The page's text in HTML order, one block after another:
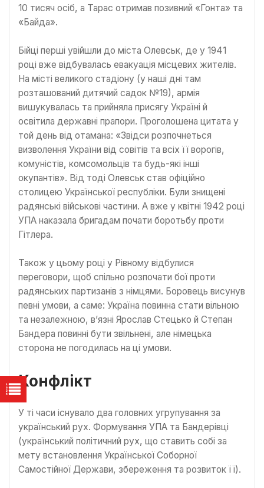
10 тисяч осіб, а Тарас отримав позивний «Гонта» та
«Байда».
Бійці перші увійшли до міста Олевськ, де у 1941
році вже відбувалась евакуація місцевих жителів.
На місті великого стадіону (у наші дні там
розташований дитячий садок №19), армія
вишукувалась та прийняла присягу Україні й
освітила державні прапори. Проголошена цитата у
той день від отамана: «Звідси розпочнеться
визволення України від совітів та всіх її ворогів,
комуністів, комсомольців та будь-які інші
окупантів». Від тоді Олевськ став офіційно
столицею Української республіки. Були знищені
радянські військові частини. А вже у квітні 1942 році
УПА наказала бригадам почати боротьбу проти
Гітлера.
Також у цьому році у Рівному відбулися
переговори, щоб спільно розпочати бої проти
радянських партизанів з німцями. Боровець висунув
певні умови, а саме: Україна повинна стати вільною
та незалежною, в’язні Ярослав Стецько й Степан
Бандера повинні бути звільнені, але німецька
сторона не погодилась на ці умови.
Конфлікт
У ті часи існувало два головних угрупування за
український рух. Формування УПА та Бандерівці
(український політичний рух, що ставить собі за
мету встановлення Української Соборної
Самостійної Держави, збереження та розвиток її).